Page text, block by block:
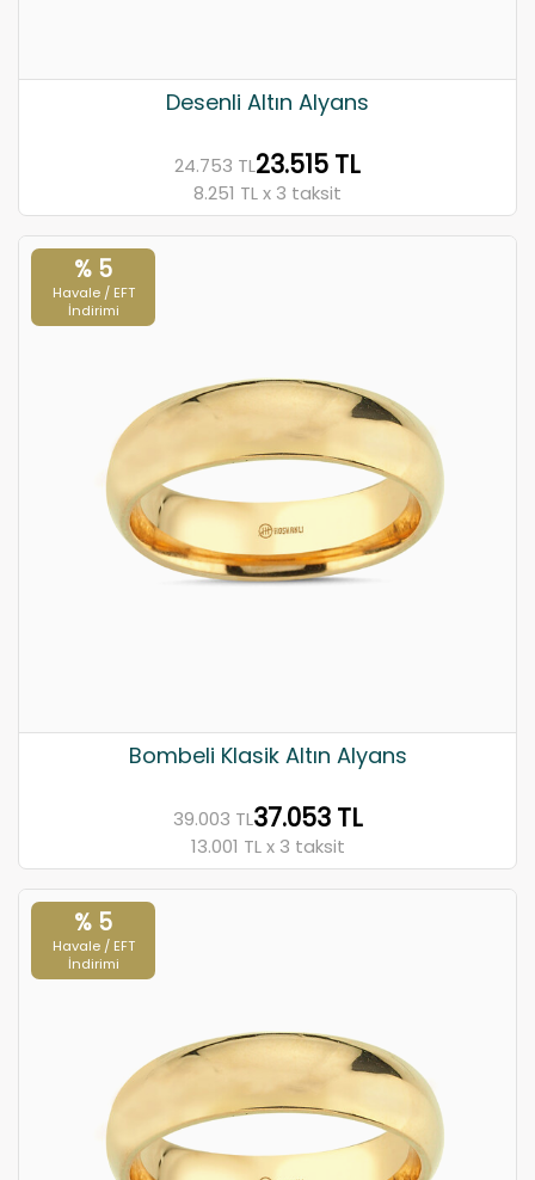
Desenli Altın Alyans
24.753 TL23.515 TL
8.251 TL x 3 taksit
% 5
Havale / EFT
İndirimi
Bombeli Klasik Altın Alyans
39.003 TL37.053 TL
13.001 TL x 3 taksit
% 5
Havale / EFT
İndirimi